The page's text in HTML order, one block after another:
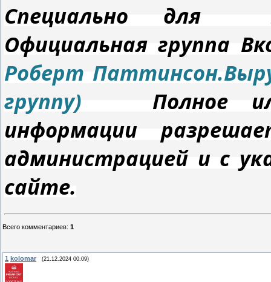
Специально для
Официальная группа
Роберт
группу) Полное или
информации
администрацией и с
сайте.
Всего комментариев: 1
1 kolomar (21.12.2024 00:09)